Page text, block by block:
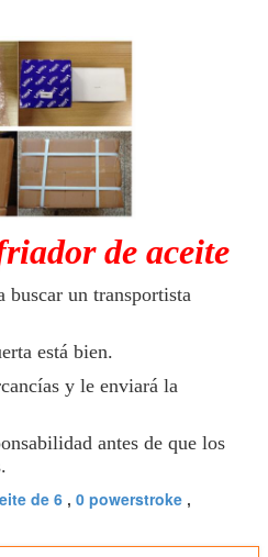
de aceite
un transportista
está bien.
y le enviará la
antes de que los
de 6 , 0 powerstroke ,